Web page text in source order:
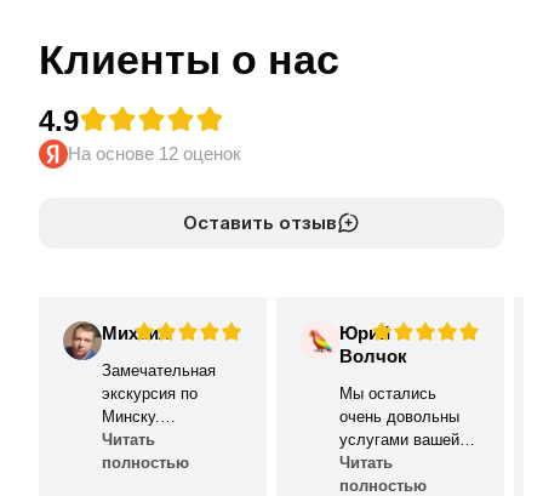
Клиенты о нас
4.9
На основе 12 оценок
Оставить отзыв
М Михаил
Замечательная
экскурсия по
Минску.
Комфортный авто.
Водитель и гид -
Читать
полностью
Ю Юрий
Волчок
Мы остались
очень довольны
услугами вашей
компании по
организации
Читать
полностью